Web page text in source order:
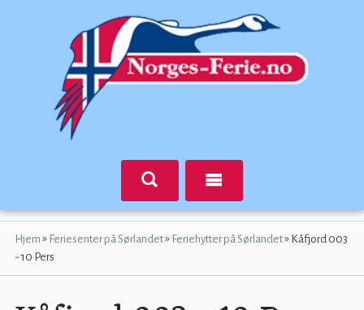
Hjem » Feriesenter på Sørlandet» Feriehytter på Sørlandet» Kåfjord 003
- 10 Pers